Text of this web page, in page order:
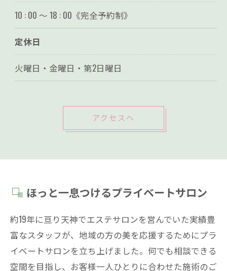
10 : 00 〜 18 : 00《完全予約制》
定休日
火曜日・金曜日・第2日曜日
アクセスへ
ほっと一息つけるプライベートサロン
約19年に亘り天神でエステサロンを営んでいた実績豊
富なスタッフが、地域の方の美を応援するためにプラ
イベートサロンを立ち上げました。何でも相談できる
空間を目指し、お客様一人ひとりに合わせた施術のご